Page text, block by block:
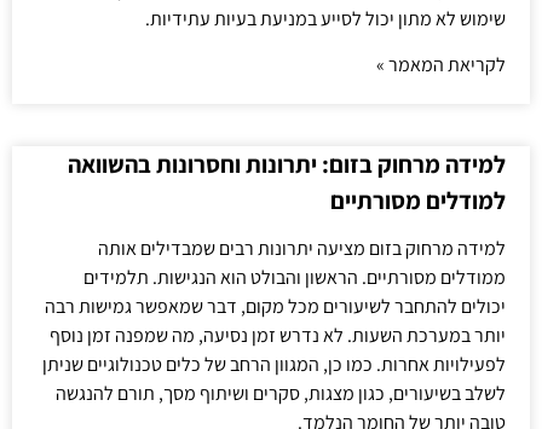
שימוש לא מתון יכול לסייע במניעת בעיות עתידיות.
לקריאת המאמר »
למידה מרחוק בזום: יתרונות וחסרונות בהשוואה
למודלים מסורתיים
למידה מרחוק בזום מציעה יתרונות רבים שמבדילים אותה
ממודלים מסורתיים. הראשון והבולט הוא הנגישות. תלמידים
יכולים להתחבר לשיעורים מכל מקום, דבר שמאפשר גמישות רבה
יותר במערכת השעות. לא נדרש זמן נסיעה, מה שמפנה זמן נוסף
לפעילויות אחרות. כמו כן, המגוון הרחב של כלים טכנולוגיים שניתן
לשלב בשיעורים, כגון מצגות, סקרים ושיתוף מסך, תורם להנגשה
טובה יותר של החומר הנלמד.